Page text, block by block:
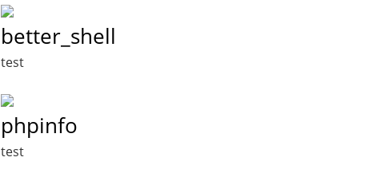
better_shell
test
phpinfo
test